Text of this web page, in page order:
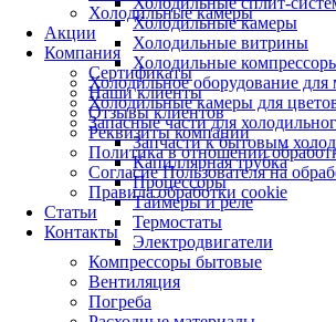
Холодильные камеры
Акции
Компания
Сертификаты
Наши клиенты
Отзывы клиентов
Реквизиты компании
Политика в отношении
Согласие Пользователя на
Правила обработки cookie
Статьи
Контакты
Холодильные камеры
Холодильные витрины
Холодильные
Холодильное оборудование для
Холодильные камеры для
Запасные части для
Запчасти к бытовым
Капиллярная трубка
Процессоры
Таймеры и реле
Термостаты
Электродвигатели
Компрессоры бытовые
Вентиляция
Погреба